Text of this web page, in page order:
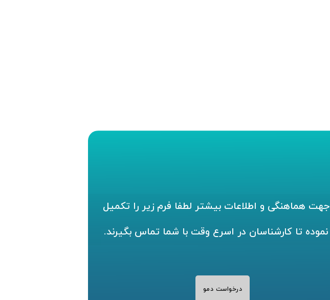
جهت هماهنگی و اطلاعات بیشتر لطفا فرم زیر را تکمیل
نموده تا کارشناسان در اسرع وقت با شما تماس بگیرند.
درخواست دمو